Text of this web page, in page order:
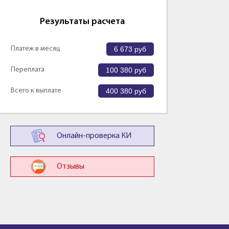
Результаты расчета
Платеж в месяц 6 673 руб
Переплата 100 380 руб
Всего к выплате 400 380 руб
Онлайн-проверка КИ
Отзывы